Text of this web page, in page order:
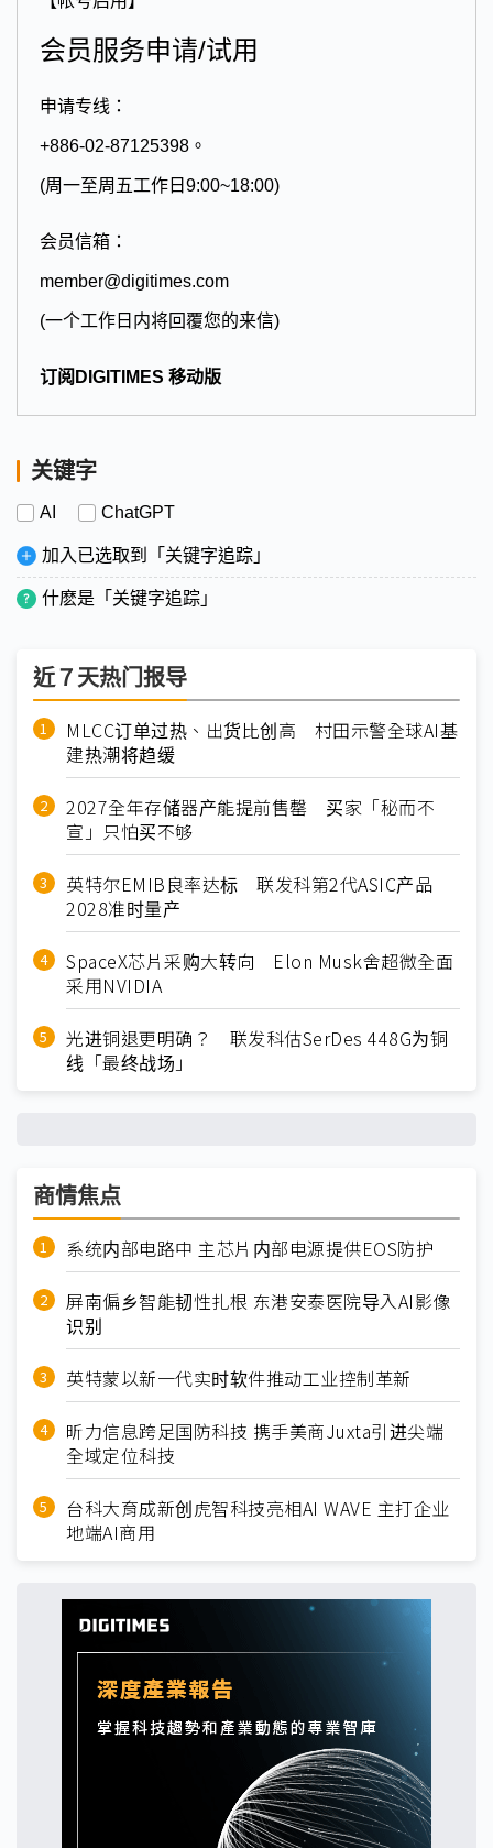
会员服务申请/试用
申请专线：
+886-02-87125398。
(周一至周五工作日9:00~18:00)
会员信箱：
member@digitimes.com
(一个工作日内将回覆您的来信)
订阅DIGITIMES 移动版
关键字
AI ChatGPT
加入已选取到「关键字追踪」
什麽是「关键字追踪」
近７天热门报导
MLCC订单过热、出货比创高 村田示警全球AI基
建热潮将趋缓
2027全年存储器产能提前售罄 买家「秘而不
宣」只怕买不够
英特尔EMIB良率达标 联发科第2代ASIC产品
2028准时量产
SpaceX芯片采购大转向 Elon Musk舍超微全面
采用NVIDIA
光进铜退更明确？ 联发科估SerDes 448G为铜
线「最终战场」
商情焦点
系统内部电路中 主芯片内部电源提供EOS防护
屏南偏乡智能韧性扎根 东港安泰医院导入AI影像
识别
英特蒙以新一代实时软件推动工业控制革新
昕力信息跨足国防科技 携手美商Juxta引进尖端
全域定位科技
台科大育成新创虎智科技亮相AI WAVE 主打企业
地端AI商用